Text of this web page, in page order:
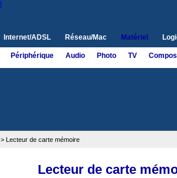
Internet/ADSL Réseau/Mac Matériel
Périphérique Audio Photo TV
> Lecteur de carte mémoire
Lecteur de carte